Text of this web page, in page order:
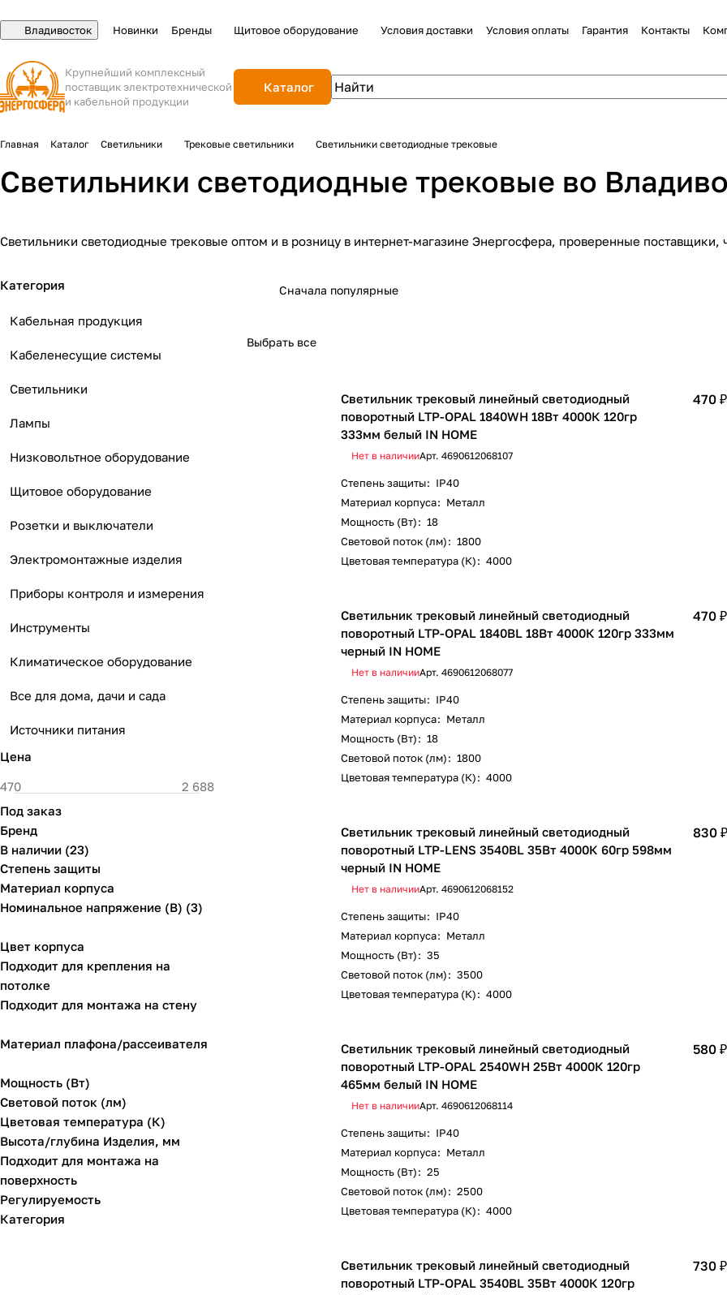
Владивосток Новинки Бренды Щитовое оборудование Условия доставки Условия оплаты Гарантия Контакты
Крупнейший комплексный
поставщик электротехнической
и кабельной продукции
Каталог
Главная Каталог Светильники Трековые светильники Светильники светодиодные трековые
Светильники светодиодные трековые во
Светильники светодиодные трековые оптом и в розницу в интернет-магазине Энергосфера, проверенные поставщики,
Сначала популярные
Выбрать все
Светильник трековый линейный светодиодный
поворотный LTP-OPAL 1840WH 18Вт 4000К 120гр
333мм белый IN HOME
Нет в наличииАрт. 4690612068107
470
Степень защиты: IP40
Материал корпуса: Металл
Мощность (Вт): 18
Световой поток (лм): 1800
Цветовая температура (К): 4000
Светильник трековый линейный светодиодный
поворотный LTP-OPAL 1840BL 18Вт 4000К 120гр 333мм
черный IN HOME
Нет в наличииАрт. 4690612068077
470
Степень защиты: IP40
Материал корпуса: Металл
Мощность (Вт): 18
Световой поток (лм): 1800
Цветовая температура (К): 4000
Светильник трековый линейный светодиодный
поворотный LTP-LENS 3540BL 35Вт 4000К 60гр 598мм
черный IN HOME
Нет в наличииАрт. 4690612068152
830
Степень защиты: IP40
Материал корпуса: Металл
Мощность (Вт): 35
Световой поток (лм): 3500
Цветовая температура (К): 4000
Светильник трековый линейный светодиодный
поворотный LTP-OPAL 2540WH 25Вт 4000К 120гр
465мм белый IN HOME
Нет в наличииАрт. 4690612068114
580
Степень защиты: IP40
Материал корпуса: Металл
Мощность (Вт): 25
Световой поток (лм): 2500
Цветовая температура (К): 4000
Светильник трековый линейный светодиодный
поворотный LTP-OPAL 3540BL 35Вт 4000К 120гр
730
Категория
Кабельная продукция
Кабеленесущие системы
Светильники
Лампы
Низковольтное оборудование
Щитовое оборудование
Розетки и выключатели
Электромонтажные изделия
Приборы контроля и измерения
Инструменты
Климатическое оборудование
Все для дома, дачи и сада
Источники питания
Цена
Под заказ
Бренд
В наличии (23)
Степень защиты
Материал корпуса
Номинальное напряжение (В) (3)
Цвет корпуса
Подходит для крепления на
потолке
Подходит для монтажа на стену
Материал плафона/рассеивателя
Мощность (Вт)
Световой поток (лм)
Цветовая температура (К)
Высота/глубина Изделия, мм
Подходит для монтажа на
поверхность
Регулируемость
Категория